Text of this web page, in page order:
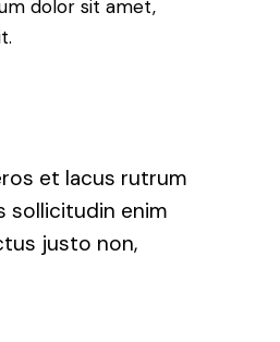
dolor sit amet,
et lacus rutrum
sollicitudin enim
justo non,